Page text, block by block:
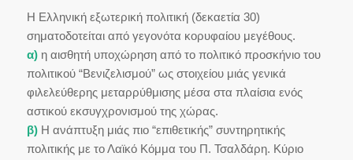
Η Ελληνική εξωτερική πολιτική (δεκαετία 30)
σηματοδοτείται από γεγονότα κορυφαίου μεγέθους.
α)η αισθητή υποχώρηση από το πολιτικό προσκήνιο του
πολιτικού “Βενιζελισμού” ως στοιχείου μιάς γενικά
φιλελεύθερης μεταρρύθμισης μέσα στα πλαίσια ενός
αστικού εκσυγχρονισμού της χώρας.
β)Η ανάπτυξη μιάς πιο “επιθετικής” συντηρητικής
πολιτικής με το Λαϊκό Κόμμα του Π. Τσαλδάρη. Κύριο